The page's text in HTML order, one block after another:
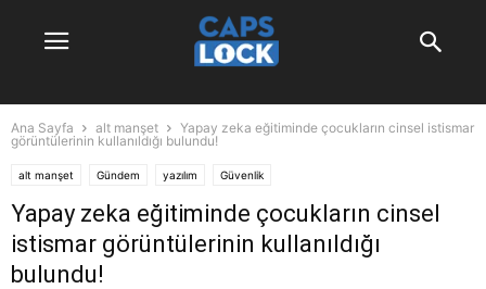
Ana Sayfa alt manşet
Yapay zeka eğitiminde çocukların cinsel istismar
görüntülerinin kullanıldığı bulundu!
alt manşet Gündem yazılım Güvenlik
Yapay zeka eğitiminde çocukların cinsel
istismar görüntülerinin kullanıldığı
bulundu!